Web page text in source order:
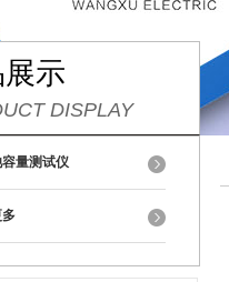
示
DISPLAY
量测试仪